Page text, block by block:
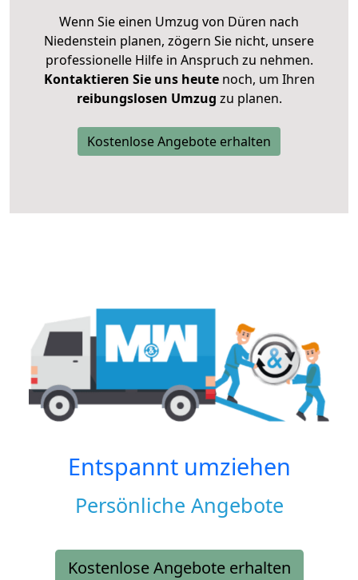
Wenn Sie einen Umzug von Düren nach
Niedenstein planen, zögern Sie nicht, unsere
professionelle Hilfe in Anspruch zu nehmen.
Kontaktieren Sie uns heutenoch, um Ihren
reibungslosen Umzug zu planen.
Kostenlose Angebote erhalten
Entspannt umziehen
Persönliche Angebote
Kostenlose Angebote erhalten